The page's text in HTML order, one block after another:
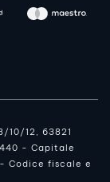
10/12, 63821
- Capitale
- Codice fiscale e